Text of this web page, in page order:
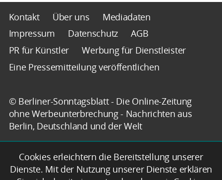
Kontakt Über uns
Mediadaten
Impressum
Datenschutz
AGB
PR für Künstler
Werbung für Dienstleister
Eine Pressemitteilung veröffentlichen
© Berliner-Sonntagsblatt - Die Online-Zeitung
ohne Werbeunterbrechung - Nachrichten aus
Berlin, Deutschland und der Welt
Cookies erleichtern die Bereitstellung unserer
Dienste. Mit der Nutzung unserer Dienste erklären